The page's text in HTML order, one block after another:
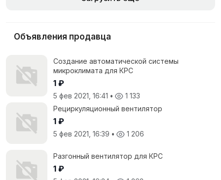
Объявления продавца
Создание автоматической системы
микроклимата для КРС
1 ₽
5 фев 2021, 16:41 •
1 133
Рециркуляционный вентилятор
1 ₽
5 фев 2021, 16:39 • 1 206
Разгонный вентилятор для КРС
1 ₽